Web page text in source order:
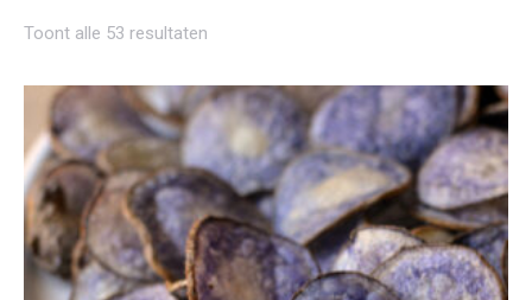
Toont alle 53 resultaten
nieuwste